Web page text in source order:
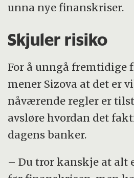
unna nye finanskriser.
Skjuler risiko
For å unngå fremtidige
mener Sizova at det er
nåværende regler er
avsløre hvordan det
dagens banker.
– Du tror kanskje at alt